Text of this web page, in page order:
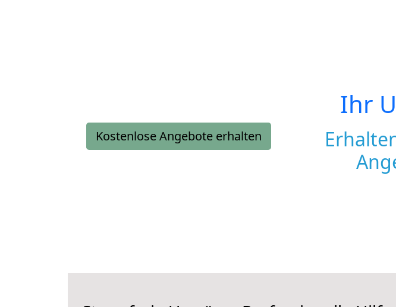
Kostenlose Angebote erhalten
Ihr